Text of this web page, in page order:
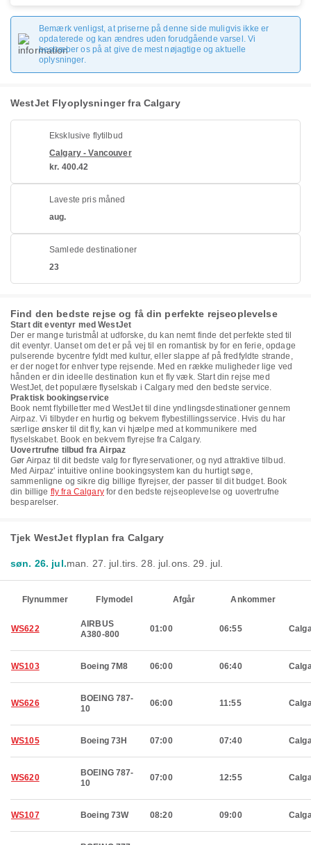
Bemærk venligst, at priserne på denne side muligvis ikke er
opdaterede og kan ændres uden forudgående varsel. Vi
bestræber os på at give de mest nøjagtige og aktuelle
oplysninger.
WestJet Flyoplysninger fra Calgary
Eksklusive flytilbud
Calgary - Vancouver
kr. 400.42
Laveste pris måned
aug.
Samlede destinationer
23
Find den bedste rejse og få din perfekte rejseoplevelse
Start dit eventyr med WestJet
Der er mange turistmål at udforske, du kan nemt finde det perfekte sted til
dit eventyr. Uanset om det er på vej til en romantisk by for en ferie, opdage
pulserende bycentre fyldt med kultur, eller slappe af på fredfyldte strande,
er der noget for enhver type rejsende. Med en række muligheder lige ved
hånden er din ideelle destination kun et fly væk. Start din rejse med
WestJet, det populære flyselskab i Calgary med den bedste service.
Praktisk bookingservice
Book nemt flybilletter med WestJet til dine yndlingsdestinationer gennem
Airpaz. Vi tilbyder en hurtig og bekvem flybestillingsservice. Hvis du har
særlige ønsker til dit fly, kan vi hjælpe med at kommunikere med
flyselskabet. Book en bekvem flyrejse fra Calgary.
Uovertrufne tilbud fra Airpaz
Gør Airpaz til dit bedste valg for flyreservationer, og nyd attraktive tilbud.
Med Airpaz' intuitive online bookingsystem kan du hurtigt søge,
sammenligne og sikre dig billige flyrejser, der passer til dit budget. Book
din billige fly fra Calgaryfor den bedste rejseoplevelse og uovertrufne
besparelser.
Tjek WestJet flyplan fra Calgary
søn. 26. jul.man. 27. jul. tirs. 28. jul. ons. 29. jul.
Flynummer Flymodel Afgår Ankommer
WS622
AIRBUS
A380-800
01:00 06:55
WS103 Boeing 7M8 06:00 06:40
WS626
BOEING 787-
10
06:00 11:55
WS105 Boeing 73H 07:00 07:40
WS620
BOEING 787-
10
07:00 12:55
WS107 Boeing 73W 08:20 09:00